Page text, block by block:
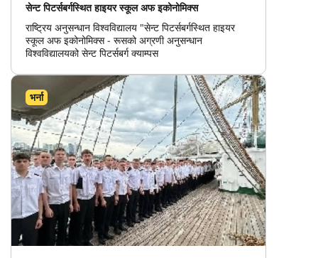
सेन्ट पिटर्सबर्गस्थित हाइयर स्कूल अफ इकोनोमिक्स
राष्ट्रिय अनुसन्धान विश्वविद्यालय "सेन्ट पिटर्सबर्गस्थित हाइयर
स्कूल अफ इकोनोमिक्स - रूसको अग्रणी अनुसन्धान
विश्वविद्यालयको सेन्ट पिटर्सबर्ग क्याम्पस
भर्ना